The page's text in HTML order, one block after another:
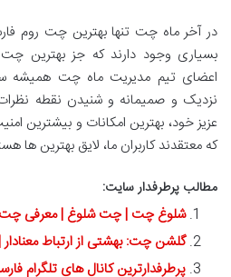
در آخر ماه چت تنها بهترین چت روم
بسیاری وجود دارند که جز بهترین چت
اعضای تیم مدیریت ماه چت همیشه
نزدیک و صمیمانه و شنیدن نقطه نظرات
عزیز خود، بهترین امکانات و بیشترین
که معتقدند کاربران ما، لایق بهترین ها
مطالب پرطرفدار سایت:
شلوغ چت | چت شلوغ | معرفی چت
گلشن چت: بهشتی از ارتباط
پرطرفدارترین کانال های تلگرام